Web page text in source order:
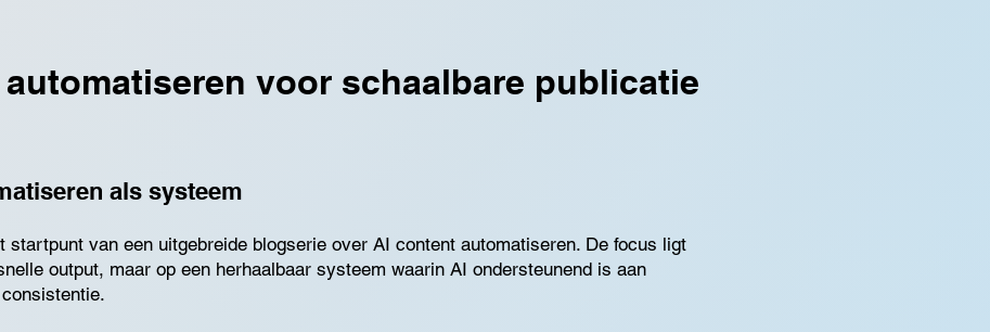
voor schaalbare publicatie
als systeem
startpunt van een uitgebreide blogserie over AI content automatiseren. De focus ligt
output, maar op een herhaalbaar systeem waarin AI ondersteunend is aan